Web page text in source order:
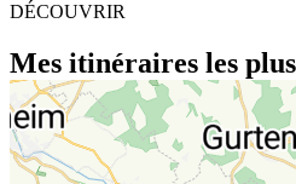
DÉCOUVRIR
Mes itinéraires les